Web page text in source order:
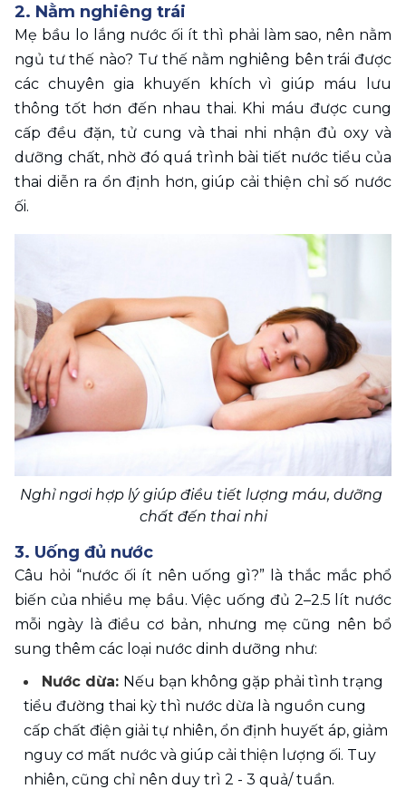
2. Nằm nghiêng trái
Mẹ bầu lo lắng nước ối ít thì phải làm sao, nên nằm
ngủ tư thế nào? Tư thế nằm nghiêng bên trái được
các chuyên gia khuyến khích vì giúp máu lưu
thông tốt hơn đến nhau thai. Khi máu được cung
cấp đều đặn, tử cung và thai nhi nhận đủ oxy và
dưỡng chất, nhờ đó quá trình bài tiết nước tiểu của
thai diễn ra ổn định hơn, giúp cải thiện chỉ số nước
ối.
Nghỉ ngơi hợp lý giúp điều tiết lượng máu, dưỡng
chất đến thai nhi
3. Uống đủ nước
Câu hỏi “nước ối ít nên uống gì?” là thắc mắc phổ
biến của nhiều mẹ bầu. Việc uống đủ 2–2.5 lít nước
mỗi ngày là điều cơ bản, nhưng mẹ cũng nên bổ
sung thêm các loại nước dinh dưỡng như:
Nước dừa: Nếu bạn không gặp phải tình trạng
tiểu đường thai kỳ thì nước dừa là nguồn cung
cấp chất điện giải tự nhiên, ổn định huyết áp, giảm
nguy cơ mất nước và giúp cải thiện lượng ối. Tuy
nhiên, cũng chỉ nên duy trì 2 - 3 quả/ tuần.